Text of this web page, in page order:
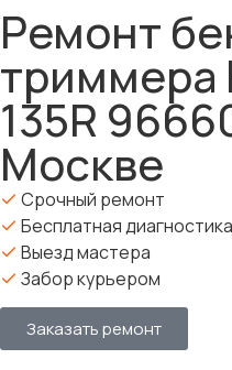
Ремонт
триммера
135R
Москве
Срочный ремонт
Бесплатная диагностика
Выезд мастера
Забор курьером
Заказать ремонт